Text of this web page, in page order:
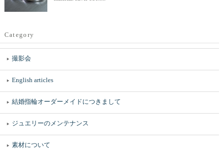
Category
撮影会
English articles
結婚指輪オーダーメイドにつきまして
ジュエリーのメンテナンス
素材について